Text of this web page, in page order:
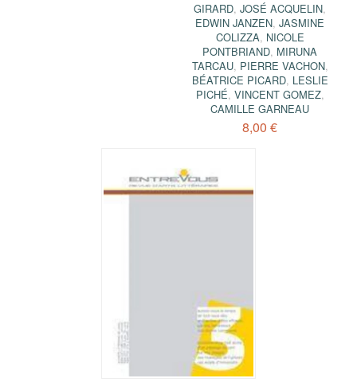
GIRARD,JOSÉ ACQUELIN,
EDWIN JANZEN,JASMINE
COLIZZA, NICOLE
PONTBRIAND, MIRUNA
TARCAU, PIERRE VACHON,
BÉATRICE PICARD, LESLIE
PICHÉ, VINCENT GOMEZ,
CAMILLE GARNEAU
8,00 €